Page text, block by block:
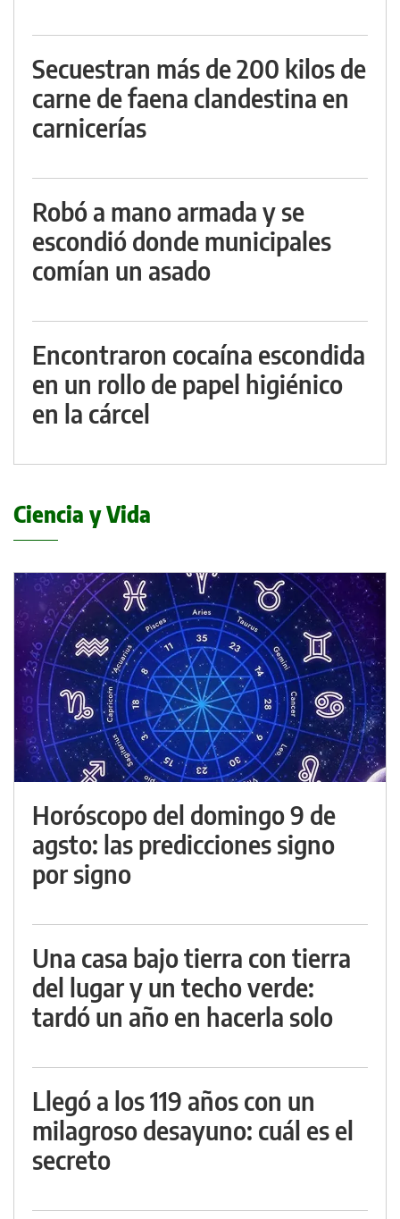
Secuestran más de 200 kilos de
carne de faena clandestina en
carnicerías
Robó a mano armada y se
escondió donde municipales
comían un asado
Encontraron cocaína escondida
en un rollo de papel higiénico
en la cárcel
Ciencia y Vida
Horóscopo del domingo 9 de
agsto: las predicciones signo
por signo
Una casa bajo tierra con tierra
del lugar y un techo verde:
tardó un año en hacerla solo
Llegó a los 119 años con un
milagroso desayuno: cuál es el
secreto